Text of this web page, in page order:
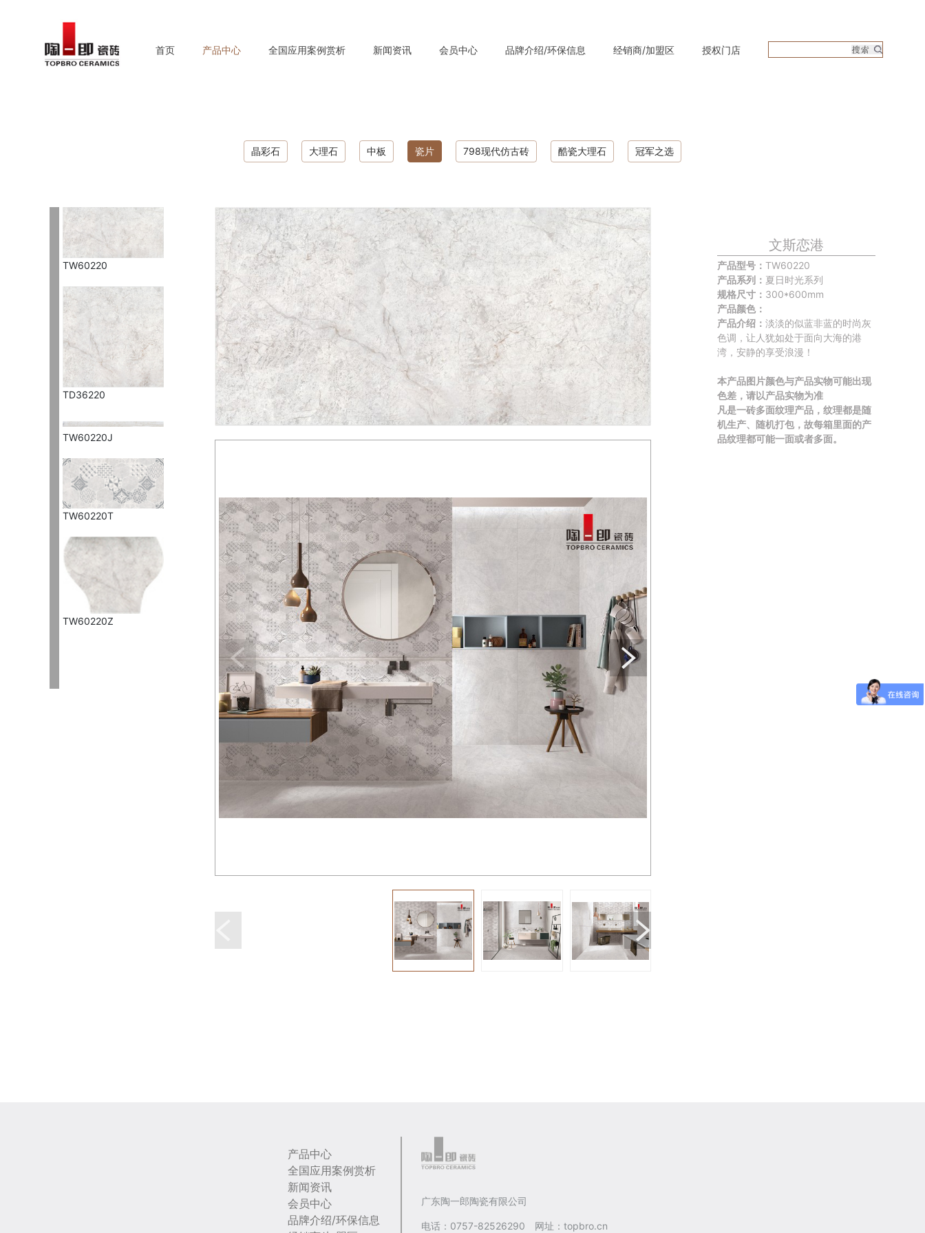
首页 产品中心 全国应用案例赏析 新闻资讯 会员中心 品牌介绍/环保信息 经销商/加盟区 授权门店
晶彩石 大理石 中板 瓷片 798现代仿古砖 酷瓷大理石 冠军之选
TW60220
TD36220
TW60220J
TW60220T
TW60220Z
文斯恋港
产品型号： TW60220
产品系列： 夏日时光系列
规格尺寸： 300*600mm
产品颜色：
产品介绍： 淡淡的似蓝非蓝的时尚灰
色调，让人犹如处于面向大海的港
湾，安静的享受浪漫！
本产品图片颜色与产品实物可能出现
色差，请以产品实物为准
凡是一砖多面纹理产品，纹理都是随
机生产、随机打包，故每箱里面的产
品纹理都可能一面或者多面。
产品中心
全国应用案例赏析
新闻资讯
会员中心
品牌介绍/环保信息
广东陶一郎陶瓷有限公司
电话：0757-82526290 网址：topbro.cn